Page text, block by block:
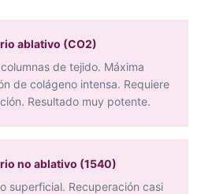
ablativo (CO2)
de tejido. Máxima
de colágeno intensa. Requiere
Resultado muy potente.
no ablativo (1540)
superficial. Recuperación casi